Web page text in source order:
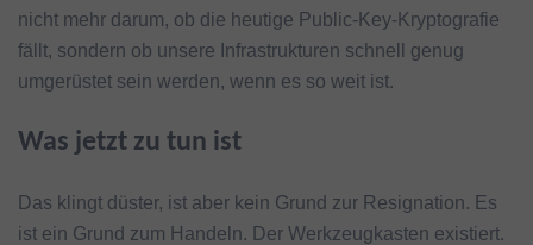
nicht mehr darum, ob die heutige Public-Key-Kryptografie
fällt, sondern ob unsere Infrastrukturen schnell genug
umgerüstet sein werden, wenn es so weit ist.
Was jetzt zu tun ist
Das klingt düster, ist aber kein Grund zur Resignation. Es
ist ein Grund zum Handeln. Der Werkzeugkasten existiert.